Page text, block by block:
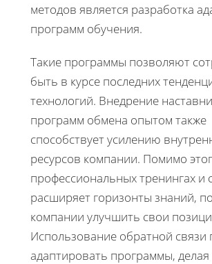
методов является разработка
программ обучения.
Такие программы позволяют
быть в курсе последних
технологий. Внедрение
программ обмена опытом также
способствует усилению
ресурсов компании. Помимо
профессиональных тренингах и
расширяет горизонты знаний,
компании улучшить свои
Использование обратной связи
адаптировать программы,